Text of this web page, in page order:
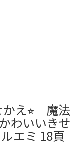
かえ⭐︎ 魔法
わいいきせ
エミ 18頁